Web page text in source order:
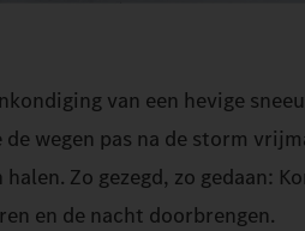
van een hevige
wegen pas na de storm
Zo gezegd, zo gedaan:
en de nacht doorbrengen.